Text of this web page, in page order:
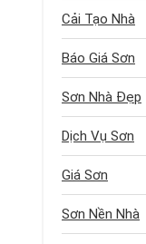
Cải Tạo Nhà
Báo Giá Sơn
Sơn Nhà Đẹp
Dịch Vụ Sơn
Giá Sơn
Sơn Nền Nhà